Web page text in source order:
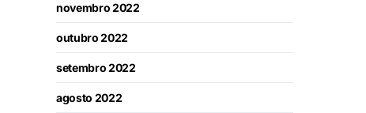
novembro 2022
outubro 2022
setembro 2022
agosto 2022